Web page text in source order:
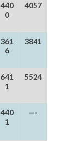
440
0
4057
361
6
3841
641
1
5524
440
1
—-